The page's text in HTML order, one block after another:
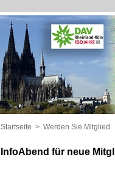
Startseite > Werden Sie Mitglied
InfoAbend für neue